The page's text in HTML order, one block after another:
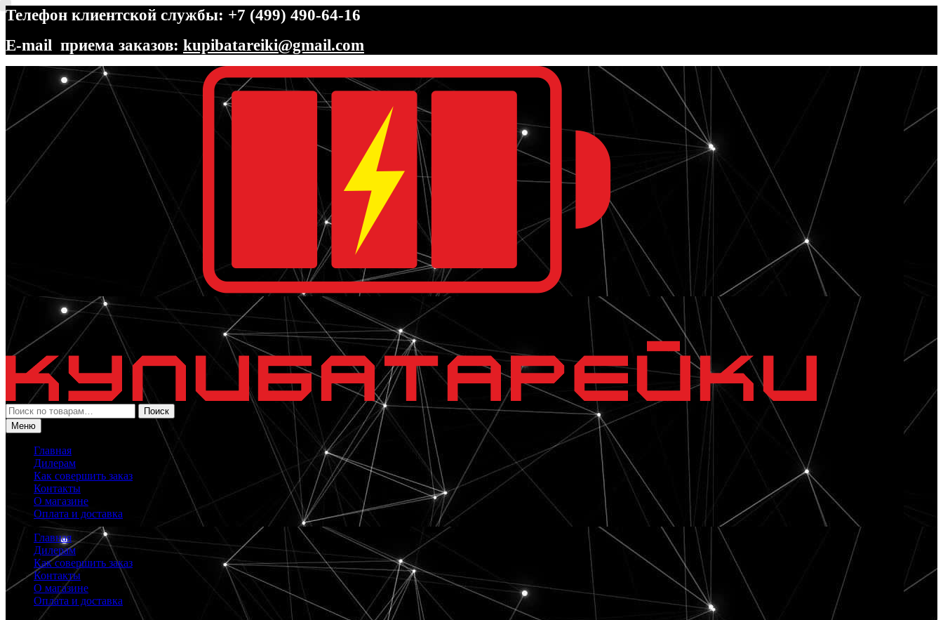
Телефон клиентской службы: +7 (499) 490-64-16
E-mail приема заказов: kupibatareiki@gmail.com
Перейти
навигации
Перейти
содержимому
Искать:
Поиск
Меню
Главная
Дилерам
Как совершить заказ
Контакты
О магазине
Оплата и доставка
Главная
Дилерам
Как совершить заказ
Контакты
О магазине
Оплата и доставка